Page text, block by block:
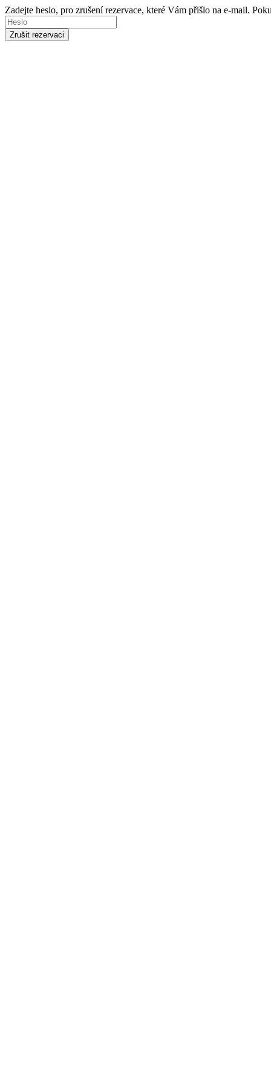
Zadejte heslo, pro zrušení rezervace, které Vám přišlo na e-mail.
Zrušit rezervaci